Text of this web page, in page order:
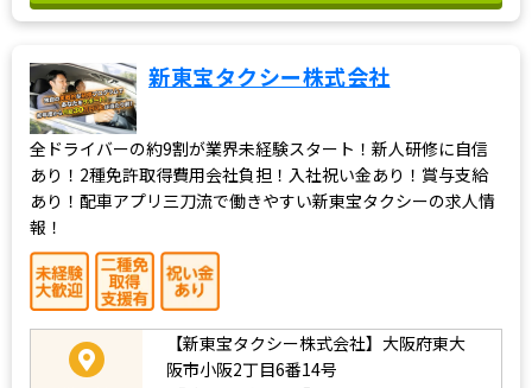
新東宝タクシー株式会社
全ドライバーの約9割が業界未経験スタート！新人研修に自信
あり！2種免許取得費用会社負担！入社祝い金あり！賞与支給
あり！配車アプリ三刀流で働きやすい新東宝タクシーの求人情
報！
【新東宝タクシー株式会社】大阪府東大
阪市小阪2丁目6番14号